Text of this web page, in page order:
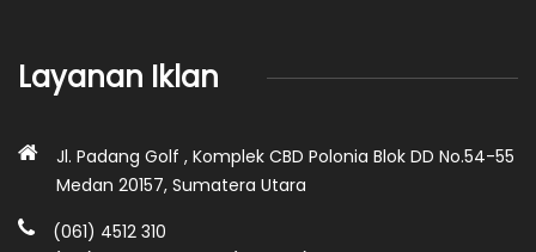
Layanan Iklan
Jl. Padang Golf , Komplek CBD Polonia Blok DD No.54-55
Medan 20157, Sumatera Utara
(061) 4512 310